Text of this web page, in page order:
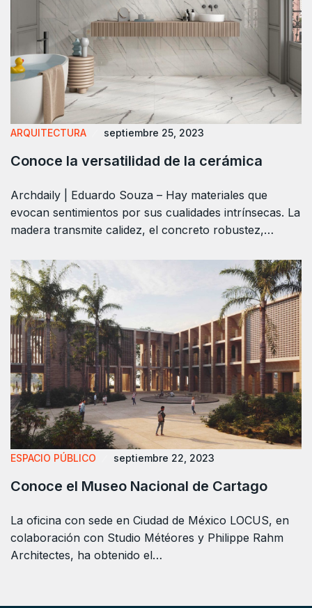
ARQUITECTURA septiembre 25, 2023
Conoce la versatilidad de la cerámica
Archdaily | Eduardo Souza – Hay materiales que
evocan sentimientos por sus cualidades intrínsecas. La
madera transmite calidez, el concreto robustez,…
ESPACIO PÚBLICO septiembre 22, 2023
Conoce el Museo Nacional de Cartago
La oficina con sede en Ciudad de México LOCUS, en
colaboración con Studio Météores y Philippe Rahm
Architectes, ha obtenido el…